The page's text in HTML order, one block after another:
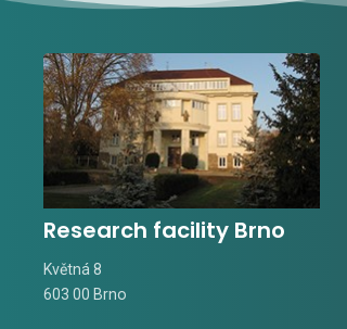
Research facility Brno
Květná 8
603 00 Brno